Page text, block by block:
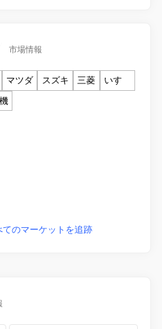
市場情報
マツダ スズキ 三菱
いすゞ
のマーケットを追跡